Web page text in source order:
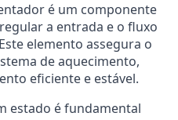
é um componente
a entrada e o fluxo
elemento assegura o
de aquecimento,
eficiente e estável.
estado é fundamental